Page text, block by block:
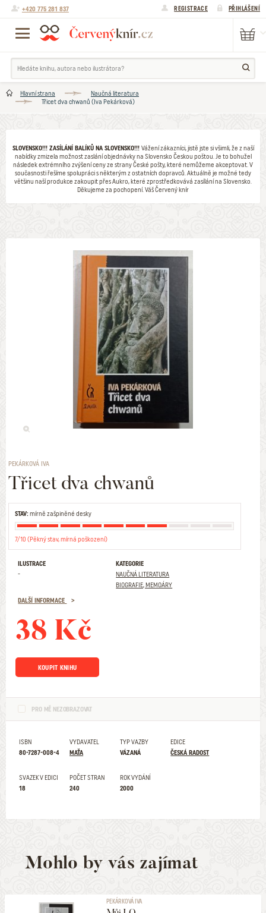
+420 775 281 837 REGISTRACE PŘIHLÁŠENÍ
Hlavní strana
Naučná literatura
Třicet dva chwanů (Iva Pekárková)
SLOVENSKO!!! ZASÍLÁNÍ BALÍKŮ NA SLOVENSKO!!! Vážení zákazníci, jistě jste si všimli, že z naší
nabídky zmizela možnost zaslání objednávky na Slovensko Českou poštou. Je to bohužel
následek extrémního zvýšení ceny ze strany České pošty, které nemůžeme akceptovat. V
současnosti řešíme spolupráci s některým z ostatních dopravců. Aktuálně je možné tedy
většinu naší produkce zakoupit přes Aukro, které zprostředkovává zasílání na Slovensko.
Děkujeme za pochopení. Váš Červený knír
PEKÁRKOVÁ IVA
Třicet dva chwanů
STAV:mírně zašpiněné desky
7/10 (Pěkný stav, mírná poškození)
ILUSTRACE
-
KATEGORIE
NAUČNÁ LITERATURA
BIOGRAFIE, MEMOÁRY
DALŠÍ INFORMACE
38 Kč
KOUPIT KNIHU
PRO MĚ NEZOBRAZOVAT
ISBN
80-7287-008-4
VYDAVATEL
MAŤA
TYP VAZBY
VÁZANÁ
EDICE
ČESKÁ RADOST
SVAZEK V EDICI
18
POČET STRAN
240
ROK VYDÁNÍ
2000
Mohlo by vás zajímat
PEKÁRKOVÁ IVA